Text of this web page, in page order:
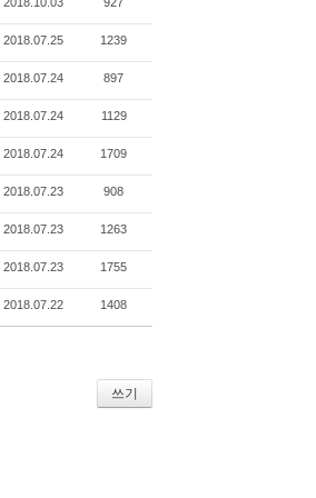
2018.07.25 1239
2018.07.24 897
2018.07.24 1129
2018.07.24 1709
2018.07.23 908
2018.07.23 1263
2018.07.23 1755
2018.07.22 1408
쓰기